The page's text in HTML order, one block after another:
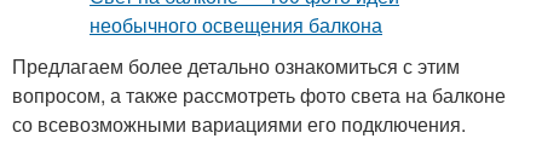
Предлагаем более детально ознакомиться с этим
вопросом, а также рассмотреть фото света на балконе
со всевозможными вариациями его подключения.